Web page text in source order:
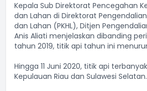
Kepala Sub Direktorat Pencegahan
dan Lahan di Direktorat
dan Lahan (PKHL), Ditjen
Anis Aliati menjelaskan dibanding
tahun 2019, titik api tahun ini
Hingga 11 Juni 2020, titik api
Kepulauan Riau dan Sulawesi Selatan.